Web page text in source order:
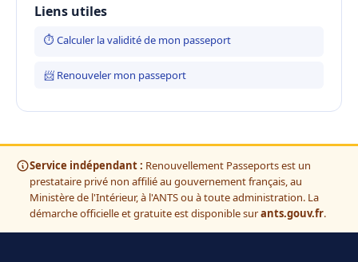
Liens utiles
⏱ Calculer la validité de mon passeport
📨 Renouveler mon passeport
Service indépendant : Renouvellement Passeports est un
prestataire privé non affilié au gouvernement français, au
Ministère de l'Intérieur, à l'ANTS ou à toute administration. La
démarche officielle et gratuite est disponible surants.gouv.fr.